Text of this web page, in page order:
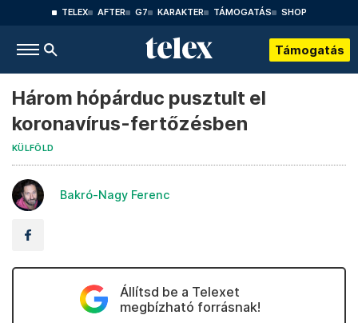
TELEX AFTER G7 KARAKTER TÁMOGATÁS SHOP
Támogatás
Három hópárduc pusztult el
koronavírus-fertőzésben
KÜLFÖLD
Bakró-Nagy Ferenc
Állítsd be a Telexet
megbízható forrásnak!